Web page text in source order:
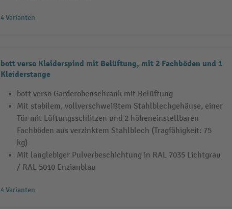
4 Varianten
bott verso Kleiderspind mit Belüftung, mit 2 Fachböden und 1
Kleiderstange
bott verso Garderobenschrank mit Belüftung
Mit stabilem, vollverschweißtem Stahlblechgehäuse, einer
Tür mit Lüftungsschlitzen und 2 höheneinstellbaren
Fachböden aus verzinktem Stahlblech (Tragfähigkeit: 75
kg)
Mit langlebiger Pulverbeschichtung in RAL 7035 Lichtgrau
/ RAL 5010 Enzianblau
4 Varianten